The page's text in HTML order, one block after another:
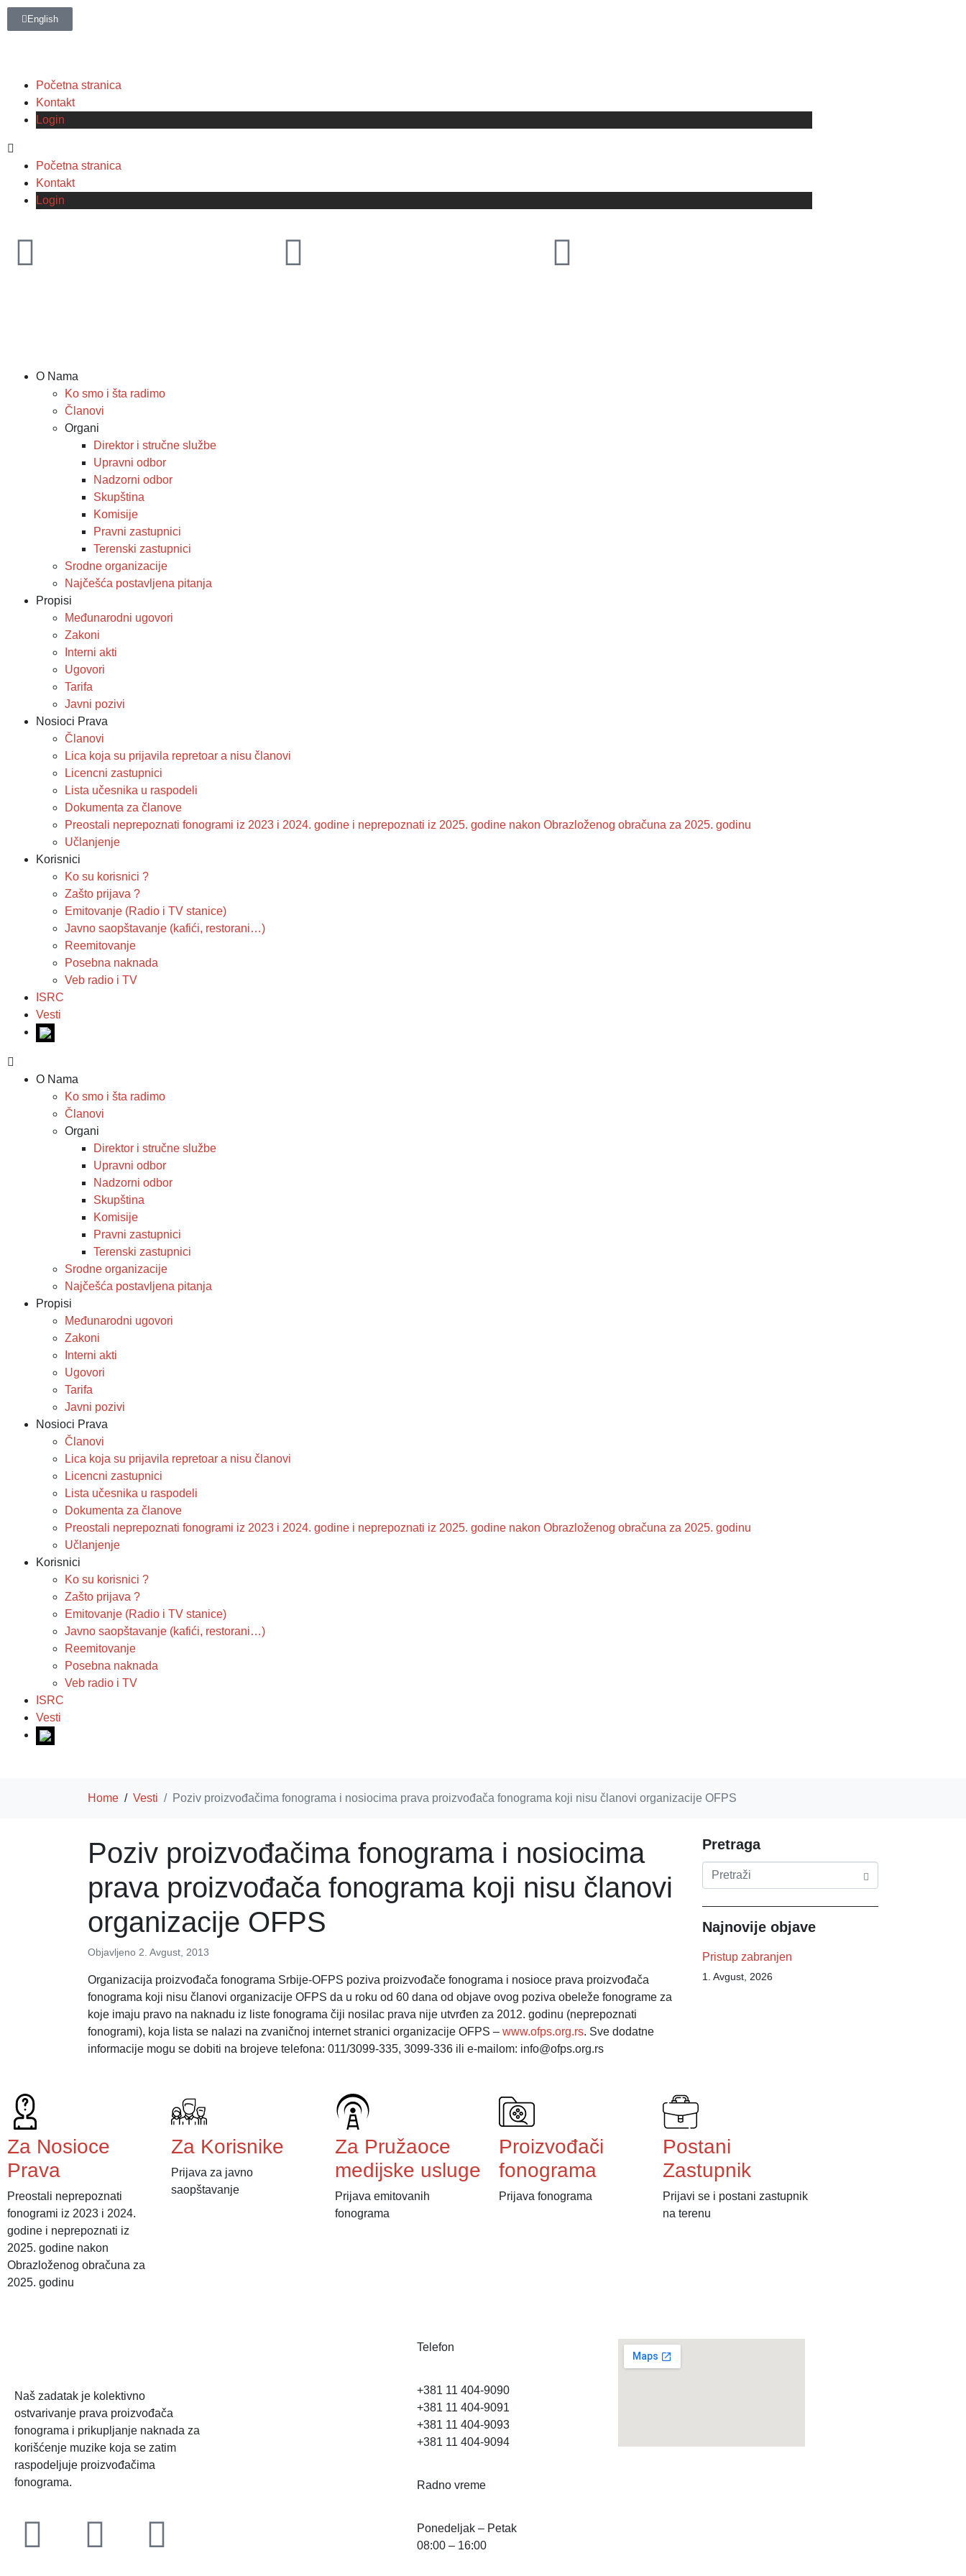
English
Početna stranica
Kontakt
Login
Početna stranica
Kontakt
Login
O Nama
Ko smo i šta radimo
Članovi
Organi
Direktor i stručne službe
Upravni odbor
Nadzorni odbor
Skupština
Komisije
Pravni zastupnici
Terenski zastupnici
Srodne organizacije
Najčešća postavljena pitanja
Propisi
Međunarodni ugovori
Zakoni
Interni akti
Ugovori
Tarifa
Javni pozivi
Nosioci Prava
Članovi
Lica koja su prijavila repretoar a nisu članovi
Licencni zastupnici
Lista učesnika u raspodeli
Dokumenta za članove
Preostali neprepoznati fonogrami iz 2023 i 2024. godine i neprepoznati iz 2025. godine nakon Obrazloženog obračuna za 2025. godinu
Učlanjenje
Korisnici
Ko su korisnici ?
Zašto prijava ?
Emitovanje (Radio i TV stanice)
Javno saopštavanje (kafići, restorani…)
Reemitovanje
Posebna naknada
Veb radio i TV
ISRC
Vesti
O Nama
Ko smo i šta radimo
Članovi
Organi
Direktor i stručne službe
Upravni odbor
Nadzorni odbor
Skupština
Komisije
Pravni zastupnici
Terenski zastupnici
Srodne organizacije
Najčešća postavljena pitanja
Propisi
Međunarodni ugovori
Zakoni
Interni akti
Ugovori
Tarifa
Javni pozivi
Nosioci Prava
Članovi
Lica koja su prijavila repretoar a nisu članovi
Licencni zastupnici
Lista učesnika u raspodeli
Dokumenta za članove
Preostali neprepoznati fonogrami iz 2023 i 2024. godine i neprepoznati iz 2025. godine nakon Obrazloženog obračuna za 2025. godinu
Učlanjenje
Korisnici
Ko su korisnici ?
Zašto prijava ?
Emitovanje (Radio i TV stanice)
Javno saopštavanje (kafići, restorani…)
Reemitovanje
Posebna naknada
Veb radio i TV
ISRC
Vesti
Home Vesti Poziv proizvođačima fonograma i nosiocima prava proizvođača fonograma koji nisu članovi organizacije OFPS
Poziv proizvođačima fonograma i nosiocima
prava proizvođača fonograma koji nisu članovi
organizacije OFPS
Objavljeno 2. Avgust, 2013
Organizacija proizvođača fonograma Srbije-OFPS poziva proizvođače fonograma i nosioce prava proizvođača
fonograma koji nisu članovi organizacije OFPS da u roku od 60 dana od objave ovog poziva obeleže fonograme za
koje imaju pravo na naknadu iz liste fonograma čiji nosilac prava nije utvrđen za 2012. godinu (neprepoznati
fonogrami), koja lista se nalazi na zvaničnoj internet stranici organizacije OFPS – www.ofps.org.rs. Sve dodatne
informacije mogu se dobiti na brojeve telefona: 011/3099-335, 3099-336 ili e-mailom: info@ofps.org.rs
Pretraga
Najnovije objave
Pristup zabranjen
1. Avgust, 2026
Za Nosioce
Prava
Preostali neprepoznati
fonogrami iz 2023 i 2024.
godine i neprepoznati iz
2025. godine nakon
Obrazloženog obračuna za
2025. godinu
Za Korisnike
Prijava za javno
saopštavanje
Za Pružaoce
medijske usluge
Prijava emitovanih
fonograma
Proizvođači
fonograma
Prijava fonograma
Postani
Zastupnik
Prijavi se i postani zastupnik
na terenu
Naš zadatak je kolektivno
ostvarivanje prava proizvođača
fonograma i prikupljanje naknada za
korišćenje muzike koja se zatim
raspodeljuje proizvođačima
fonograma.
Telefon
+381 11 404-9090
+381 11 404-9091
+381 11 404-9093
+381 11 404-9094
Radno vreme
Ponedeljak – Petak
08:00 – 16:00